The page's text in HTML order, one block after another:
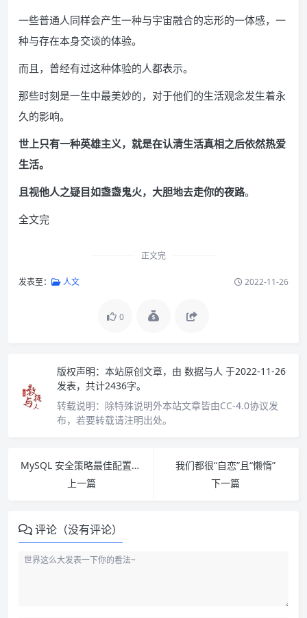
一些普通人同样会产生一种与宇宙融合的忘形的一体感，一
种与存在本身交谈的体验。
而且，曾经有过这种体验的人都表示。
那些时刻是一生中最美妙的，对于他们的生活观念发生着永
久的影响。
世上只有一种英雄主义，就是在认清生活真相之后依然热爱
生活。
且视他人之疑目如盏盏鬼火，大胆地去走你的夜路。
全文完
正文完
发表至： 人文 2022-11-26
0
版权声明： 本站原创文章，由 数据与人 于2022-11-26
发表，共计2436字。
转载说明： 除特殊说明外本站文章皆由CC-4.0协议发
布，若要转载请注明出处。
MySQL 安全策略最佳配置指南
上一篇
我们都很“自恋”且“懒惰”
下一篇
评论（没有评论）